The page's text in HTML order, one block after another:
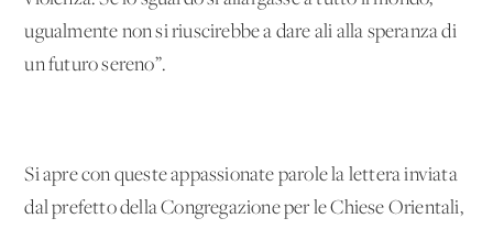
ugualmente non si riuscirebbe a dare ali alla speranza di
un futuro sereno”.
Si apre con queste appassionate parole la lettera inviata
dal prefetto della Congregazione per le Chiese Orientali,